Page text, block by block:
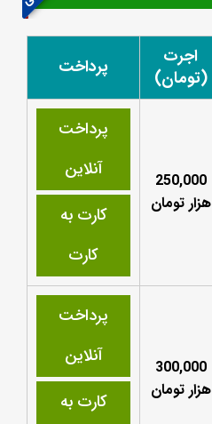
اجرت
(تومان)
پرداخت
250,000
هزار تومان
پرداخت
آنلاین
کارت به
کارت
300,000
هزار تومان
پرداخت
آنلاین
کارت به